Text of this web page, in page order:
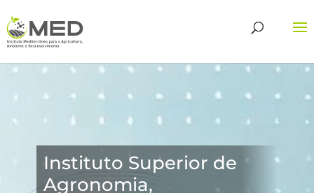
Instituto Superior de
Agronomia,